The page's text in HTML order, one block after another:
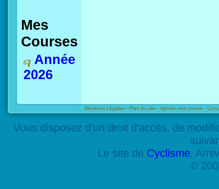
Mes
Courses
Année
2026
Mentions Légales - Plan du site -Ajouter une course -
Vous disposez d'un droit d'accès, de
Le site de Cyclisme,
©